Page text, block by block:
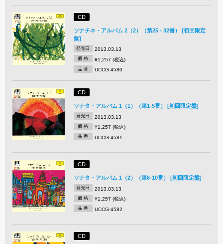
CD
ソナチネ・アルバム 2（2）（第25 - 32番） [初回限定
盤]
発売日 2013.03.13
価 格 ¥1,257 (税込)
品 番 UCCG-4580
CD
ソナタ・アルバム 1（1）（第1-5番） [初回限定盤]
発売日 2013.03.13
価 格 ¥1,257 (税込)
品 番 UCCG-4581
CD
ソナタ・アルバム 1（2）（第6-10番） [初回限定盤]
発売日 2013.03.13
価 格 ¥1,257 (税込)
品 番 UCCG-4582
CD